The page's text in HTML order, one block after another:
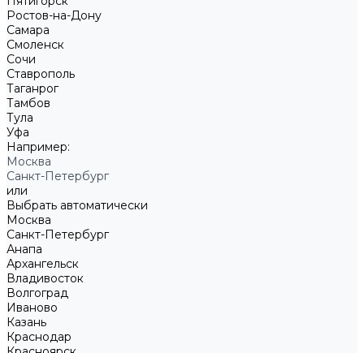
Ростов-на-Дону
Самара
Смоленск
Сочи
Ставрополь
Таганрог
Тамбов
Тула
Уфа
Например:
Москва
Санкт-Петербург
или
Выбрать автоматически
Москва
Санкт-Петербург
Анапа
Архангельск
Владивосток
Волгоград
Иваново
Казань
Краснодар